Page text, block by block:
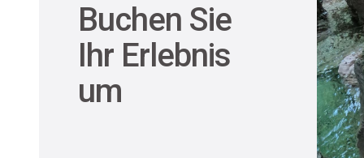
Buchen Sie
Ihr Erlebnis
um